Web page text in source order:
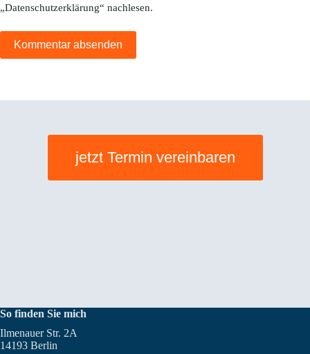
„Datenschutzerklärung“ nachlesen.
Kommentar absenden
jetzt Termin vereinbaren
So finden Sie mich
Ilmenauer Str. 2A
14193 Berlin